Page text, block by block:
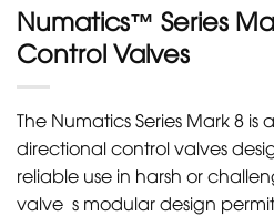
Numatics™ Series
Control Valves
The Numatics Series Mark 8
directional control valves
reliable use in harsh or
valve´s modular design